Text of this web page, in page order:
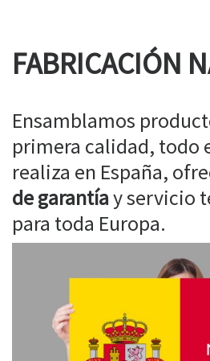
FABRICACIÓN
Ensamblamos
primera calidad, todo
realiza en España,
de garantíay servicio
para toda Europa.